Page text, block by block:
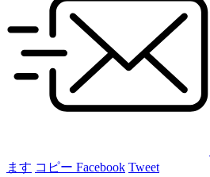
ます コピー Facebook Tweet